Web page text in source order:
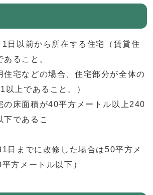
1日以前から所在する住宅（賃貸住
ること。
住宅などの場合、住宅部分が全体の
以上であること。）
の床面積が40平方メートル以上240
下であるこ
日までに改修した場合は50平方メ
方メートル以下）